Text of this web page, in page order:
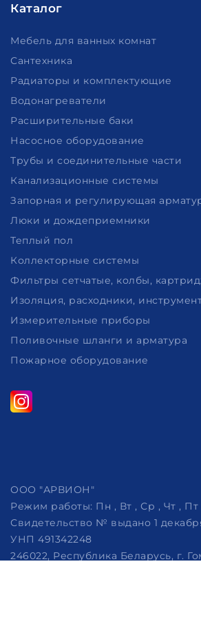
Каталог
Мебель для ванных комнат
Сантехника
Радиаторы и комплектующие
Водонагреватели
Расширительные баки
Насосное оборудование
Трубы и соединительные части
Канализационные системы
Запорная и регулирующая
Люки и дождеприемники
Теплый пол
Коллекторные системы
Фильтры сетчатые, колбы,
Изоляция, расходники,
Измерительные приборы
Поливочные шланги и арматура
Пожарное оборудование
ООО "АРВИОН"
Режим работы: Пн , Вт , Ср , Чт , Пт
Свидетельство № выдано 1
УНП 491342248
246022, Республика Беларусь, г.